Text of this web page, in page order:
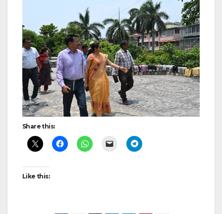
Post
navigation
Share this:
Like this: